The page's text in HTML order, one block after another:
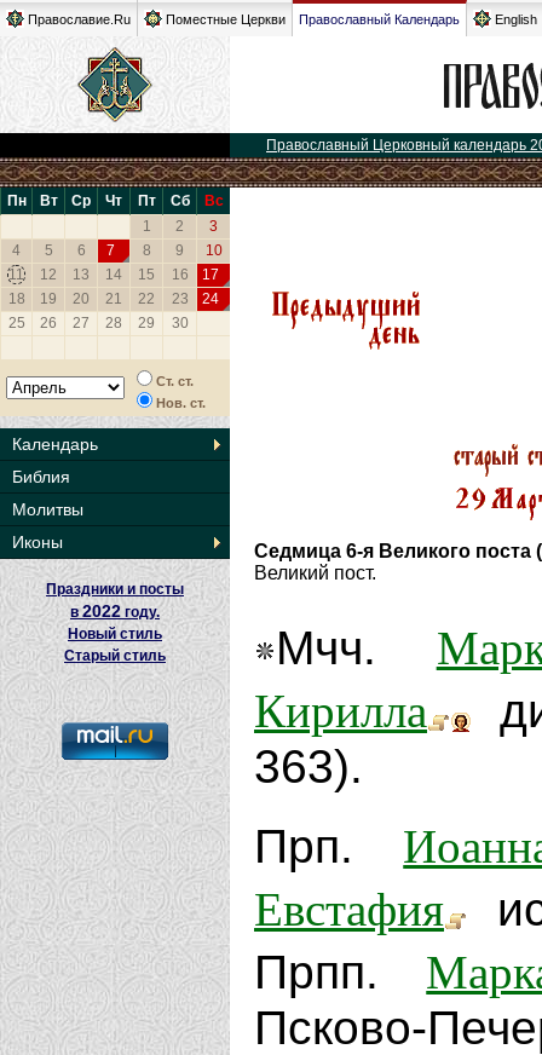
Православие.Ru Поместные Церкви Православный Календарь English
Православный Церковный календарь
Пн Вт Ср Чт Пт Сб
Вс
1
2
3
4
5 6 7 8 9
10
11
12 13 14 15 16
17
18
19 20 21 22 23
24
25
26 27 28 29 30
Ст. ст.
Нов. ст.
Календарь
Библия
Молитвы
Иконы
Праздники и посты
в2022 году.
Новый стиль
Старый стиль
Седмица 6-я Великого поста
Великий пост.
Мчч.
Кирилла
363).
Прп.
Евстафия
Прпп.
Псково-